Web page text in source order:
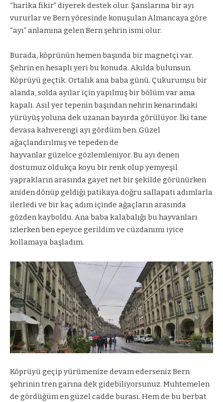
“harika fikir” diyerek destek olur. Şanslarına bir ayı
vururlar ve Bern yöresinde konuşulan Almancaya göre
“ayı” anlamına gelen Bern şehrin ismi olur.
Burada, köprünün hemen başında bir magnetçi var.
Şehrin en hesaplı yeri bu konuda. Akılda bulunsun.
Köprüyü geçtik. Ortalık ana baba günü. Çukurumsu bir
alanda, solda ayılar için yapılmış bir bölüm var ama
kapalı. Asıl yer tepenin başından nehrin kenarındaki
yürüyüş yoluna dek uzanan bayırda görülüyor. İki tane
devasa kahverengi ayı gördüm ben. Güzel
ağaçlandırılmış ve tepeden de
hayvanlar güzelce gözlemleniyor. Bu ayı denen
dostumuz oldukça koyu bir renk olup yemyeşil
yaprakların arasında gayet net bir şekilde görünürken
aniden dönüp geldiği patikaya doğru sallapati adımlarla
ilerledi ve bir kaç adım içinde ağaçların arasında
gözden kayboldu. Ana baba kalabalığı bu hayvanları
izlerken ben epeyce gerildim ve cüzdanımı iyice
kollamaya başladım.
Köprüyü geçip yürümenize devam ederseniz Bern
şehrinin tren garına dek gidebiliyorsunuz. Muhtemelen
de gördüğüm en güzel cadde burası. Hem de bu berbat